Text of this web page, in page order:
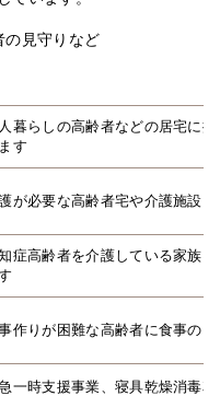
の見守りなど
暮らしの高齢者などの居宅に
す
が必要な高齢者宅や介護施設
症高齢者を介護している家族
作りが困難な高齢者に食事の
一時支援事業、寝具乾燥消毒